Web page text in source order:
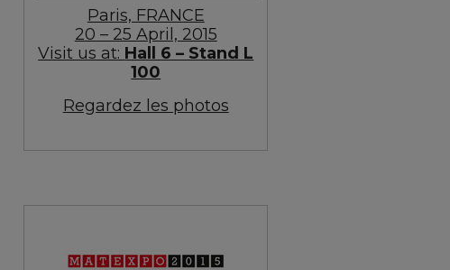
Paris, FRANCE
20 – 25 April, 2015
Visit us at: Hall 6 – Stand L
100
Regardez les photos